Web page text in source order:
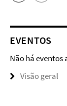
EVENTOS
Não há
Visão geral